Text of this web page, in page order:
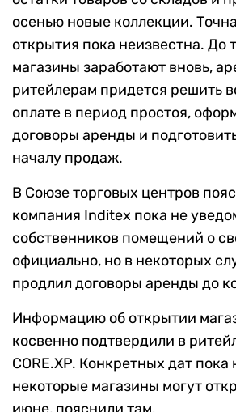
осенью новые коллекции.
открытия пока неизвестна. До
магазины заработают вновь,
ритейлерам придется решить
оплате в период простоя,
договоры аренды и
началу продаж.
В Союзе торговых центров
компания Inditex пока не
собственников помещений о
официально, но в некоторых
продлил договоры аренды до
Информацию об открытии
косвенно подтвердили в
CORE.XP. Конкретных дат пока
некоторые магазины могут